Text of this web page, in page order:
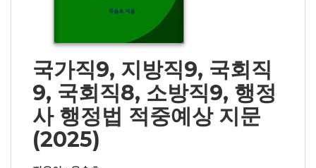
국가직9, 지방직9, 국회직
9, 국회직8, 소방직9, 행정
사 행정법 적중예상 지문
(2025)